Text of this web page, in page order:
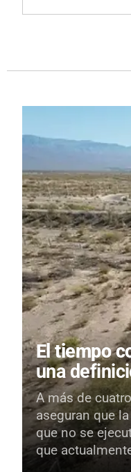
El tiempo
una
A más de
aseguran que
que no se
que